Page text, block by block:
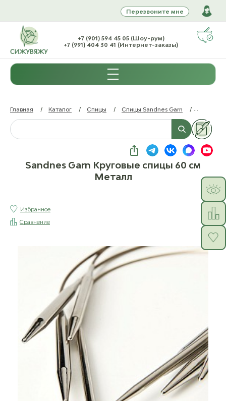
Перезвоните мне
+7 (901) 594 45 05 (Шоу-рум)
+7 (991) 404 30 41 (Интернет-заказы)
Главная / Каталог / Спицы / Спицы Sandnes Garn /
Sandnes Garn Круговые спицы 60 см
Металл
Избранное
Сравнение